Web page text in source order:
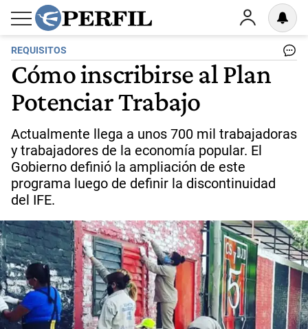
REQUISITOS
Cómo inscribirse al Plan
Potenciar Trabajo
Actualmente llega a unos 700 mil trabajadoras
y trabajadores de la economía popular. El
Gobierno definió la ampliación de este
programa luego de definir la discontinuidad
del IFE.